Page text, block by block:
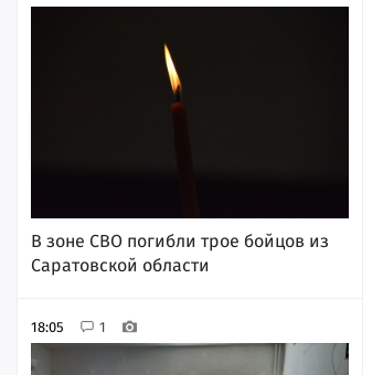
В зоне СВО погибли трое бойцов из
Саратовской области
18:05 1